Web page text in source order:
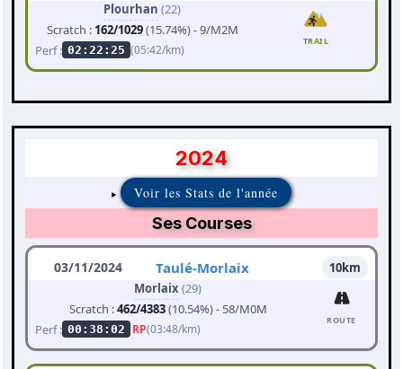
Plourhan (22)
Scratch : 162/1029(15.74%) - 9/M2M
Perf : 02:22:25 (05:42/km)
TRAIL
2024
Voir les Stats de l'année
Ses Courses
03/11/2024 Taulé-Morlaix
10km
Morlaix(29)
Scratch :462/4383(10.54%) - 58/M0M
Perf : 00:38:02 RP(03:48/km)
ROUTE